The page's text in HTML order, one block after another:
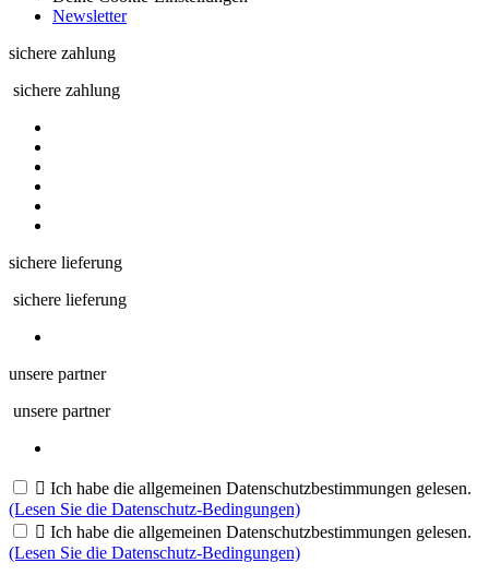
Newsletter
sichere zahlung
sichere zahlung
sichere lieferung
sichere lieferung
unsere partner
unsere partner
 Ich habe die allgemeinen Datenschutzbestimmungen gelesen.
(Lesen Sie die Datenschutz-Bedingungen)
 Ich habe die allgemeinen Datenschutzbestimmungen gelesen.
(Lesen Sie die Datenschutz-Bedingungen)